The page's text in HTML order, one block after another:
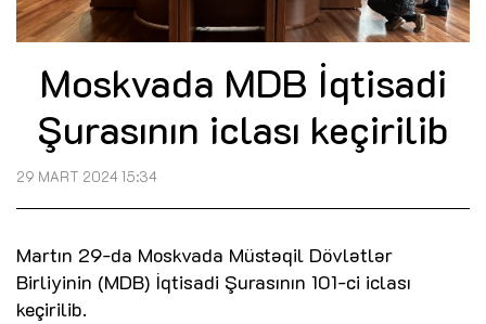
Moskvada MDB İqtisadi
Şurasının iclası keçirilib
29 MART 2024 15:34
Martın 29-da Moskvada Müstəqil Dövlətlər
Birliyinin (MDB) İqtisadi Şurasının 101-ci iclası
keçirilib.